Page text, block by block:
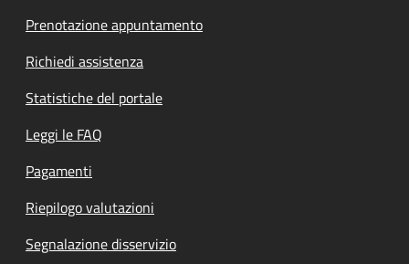
Prenotazione appuntamento
Richiedi assistenza
Statistiche del portale
Leggi le FAQ
Pagamenti
Riepilogo valutazioni
Segnalazione disservizio